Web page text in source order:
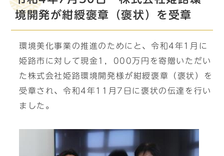
境開発が紺綬褒章（褒状）を受章
環境美化事業の推進のためにと、令和4年1月に
姫路市に対して現金1，000万円を寄贈いただい
た株式会社姫路環境開発様が紺綬褒章（褒状）を
受章され、令和4年11月7日に褒状の伝達を行い
ました。